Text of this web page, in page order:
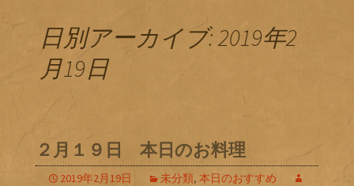
日別アーカイブ: 2019年2
月19日
２月１９日 本日のお料理
2019年2月19日 未分類, 本日のおすすめ